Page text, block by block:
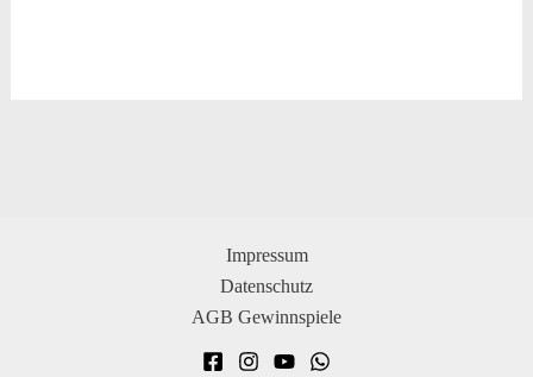
Impressum
Datenschutz
AGB Gewinnspiele